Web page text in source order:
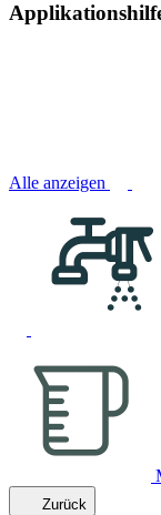
Alle anzeigen
Zurück